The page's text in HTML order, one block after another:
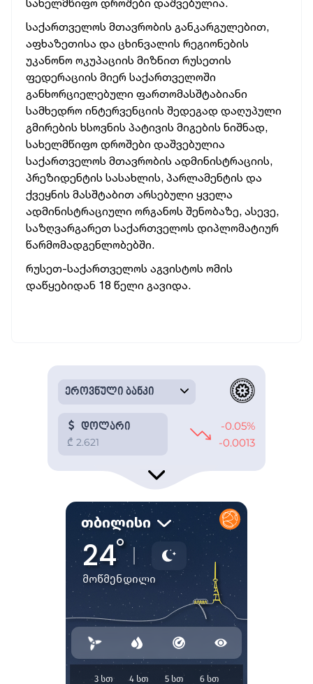
სახელმწიფო დროშები დაშვებულია.
საქართველოს მთავრობის განკარგულებით,
აფხაზეთისა და ცხინვალის რეგიონების
უკანონო ოკუპაციის მიზნით რუსეთის
ფედერაციის მიერ საქართველოში
განხორციელებული ფართომასშტაბიანი
სამხედრო ინტერვენციის შედეგად დაღუპული
გმირების ხსოვნის პატივის მიგების ნიშნად,
სახელმწიფო დროშები დაშვებულია
საქართველოს მთავრობის ადმინისტრაციის,
პრეზიდენტის სასახლის, პარლამენტის და
ქვეყნის მასშტაბით არსებული ყველა
ადმინისტრაციული ორგანოს შენობაზე, ასევე,
საზღვარგარეთ საქართველოს დიპლომატიურ
წარმომადგენლობებში.
რუსეთ-საქართველოს აგვისტოს ომის
დაწყებიდან 18 წელი გავიდა.